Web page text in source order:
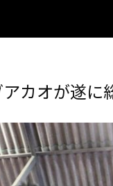
カオが遂に